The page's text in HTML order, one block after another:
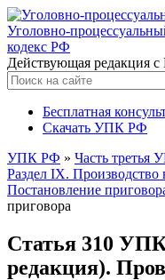
Уголовно-
кодекс РФ
Действующая редакция
Бесплатная
Скачать УПК РФ
УПК РФ » Часть третья
Раздел IX. Производство
Постановление
приговора
Статья 310
редакция).